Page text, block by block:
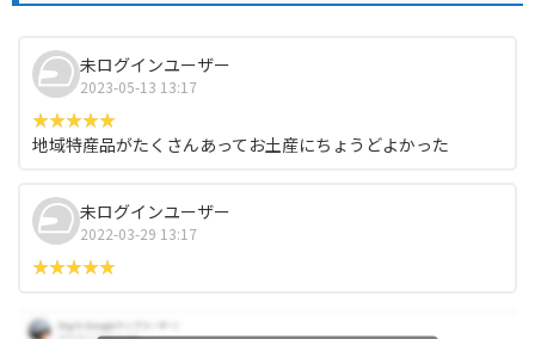
未ログインユーザー
2023-05-13 13:17
地域特産品がたくさんあってお土産にちょうどよかった
未ログインユーザー
2022-03-29 13:17